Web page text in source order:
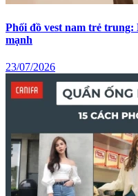
Phối đồ vest nam trẻ
mạnh
23/07/2026